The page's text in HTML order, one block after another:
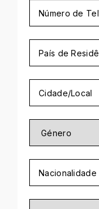
DD
slash
YYYY
de
de